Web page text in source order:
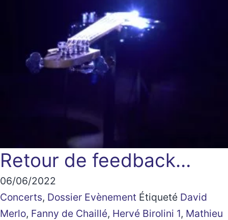
Retour de feedback…
06/06/2022
Concerts, Dossier Evènement Étiqueté David
Merlo, Fanny de Chaillé, Hervé Birolini 1, Mathieu